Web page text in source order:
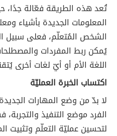
تُعد هذه الطريقة فعّالة جدًا،
المعلومات الجديدة بأشياء
الشخص المُتعلّم، فعلى سبيل
يُمكن ربط المفردات
اللغة الأم أو أيّ لغات أخرى
اكتساب الخبرة العمليّة
لا بدّ من وضع المهارات
الفرد موضع التنفيذ
لتحسين عمليّة التعلّم وتثبيت